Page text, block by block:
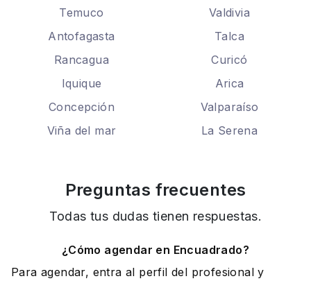
Temuco
Valdivia
Antofagasta
Talca
Rancagua
Curicó
Iquique
Arica
Concepción
Valparaíso
Viña del mar
La Serena
Preguntas frecuentes
Todas tus dudas tienen respuestas.
¿Cómo agendar en Encuadrado?
Para agendar, entra al perfil del profesional y